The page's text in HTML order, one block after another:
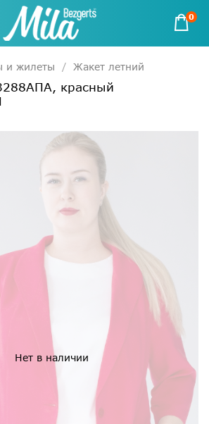
0
и жилеты Жакет летний
красный
Нет в наличии